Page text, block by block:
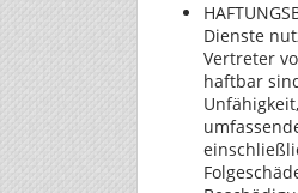
Dienste
Vertreter
haftbar